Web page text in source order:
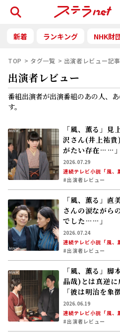
検索
新着 ランキング NHK財
TOP タグ一覧 出演者レビュー記
出演者レビュー
番組出演者が出演番組のあの人、
す。
「風、薫る」見
沢さん(井上祐貴
がたい存在……」
2026.07.29
連続テレビ小説「風、
#出演者レビュー
「風、薫る」
さんの涙ながら
でした……」
2026.07.24
連続テレビ小説「風、
#出演者レビュー
「風、薫る」
晶哉)とは真逆
「彼は明治を象
す」
2026.06.19
連続テレビ小説「風、
#出演者レビュー